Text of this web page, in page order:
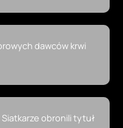
dawców krwi
obronili tytuł